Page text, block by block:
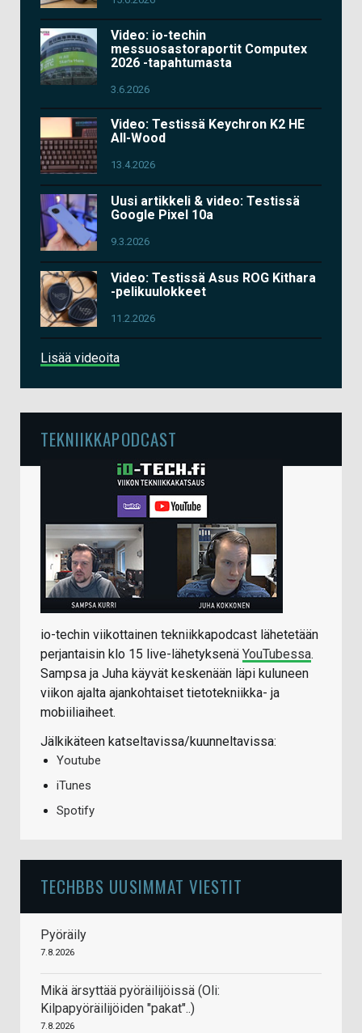
Video: io-techin
messuosastoraportit Computex
2026 -tapahtumasta
3.6.2026
Video: Testissä Keychron K2 HE
All-Wood
13.4.2026
Uusi artikkeli & video: Testissä
Google Pixel 10a
9.3.2026
Video: Testissä Asus ROG Kithara
-pelikuulokkeet
11.2.2026
Lisää videoita
TEKNIIKKAPODCAST
io-techin viikottainen tekniikkapodcast lähetetään
perjantaisin klo 15 live-lähetyksenä YouTubessa.
Sampsa ja Juha käyvät keskenään läpi kuluneen
viikon ajalta ajankohtaiset tietotekniikka- ja
mobiiliaiheet.
Jälkikäteen katseltavissa/kuunneltavissa:
Youtube
iTunes
Spotify
TECHBBS UUSIMMAT VIESTIT
Pyöräily
7.8.2026
Mikä ärsyttää pyöräilijöissä (Oli:
Kilpapyöräilijöiden "pakat"..)
7.8.2026